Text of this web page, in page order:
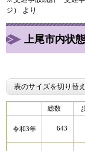
ジ） より
上尾市内状
表のサイズを切り替
総数
令和3年 643